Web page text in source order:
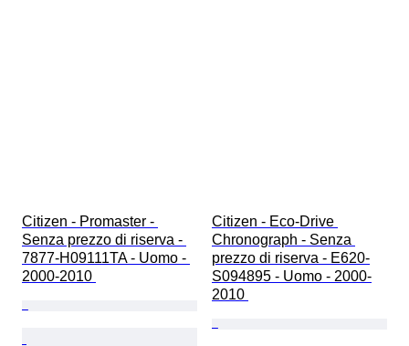
Citizen - Promaster -
Senza prezzo di riserva -
7877-H09111TA - Uomo -
2000-2010
Citizen - Eco-Drive
Chronograph - Senza
prezzo di riserva - E620-
S094895 - Uomo - 2000-
2010